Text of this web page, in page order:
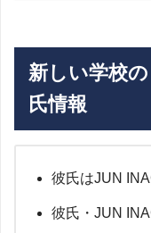
新しい学校
氏情報
彼氏はJUN
彼氏・JUN